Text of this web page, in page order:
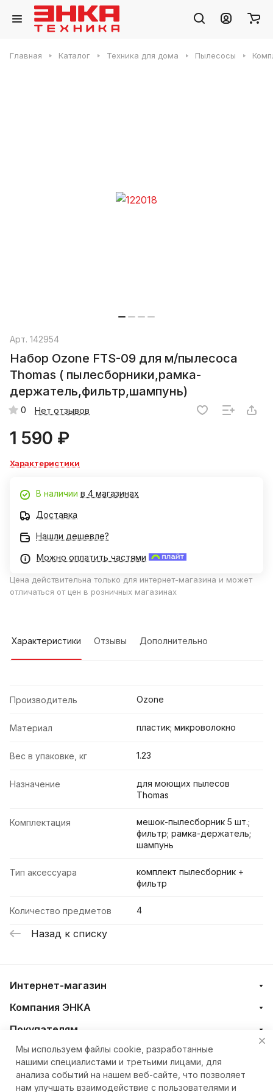
Главная Каталог Техника для дома Пылесосы
Арт. 142954
Набор Ozone FTS-09 для м/пылесоса
Thomas ( пылесборники,рамка-
держатель,фильтр,шампунь)
0 Нет отзывов
1 590 ₽
Характеристики
В наличии в 4 магазинах
Доставка
Нашли дешевле?
Можно оплатить частями
Цена действительна только для интернет-магазина и может
отличаться от цен в розничных магазинах
Характеристики Отзывы Дополнительно
Производитель Ozone
Материал пластик; микроволокно
Вес в упаковке, кг 1.23
Назначение
для моющих пылесов
Thomas
Комплектация
мешок-пылесборник 5 шт.;
фильтр; рамка-держатель;
шампунь
Тип аксессуара
комплект пылесборник +
фильтр
Количество предметов 4
Назад к списку
Интернет-магазин
Компания ЭНКА
Покупателям
+7 (4212) 23-33-33
Мы используем файлы cookie, разработанные
нашими специалистами и третьими лицами, для
анализа событий на нашем веб-сайте, что позволяет
нам улучшать взаимодействие с пользователями и